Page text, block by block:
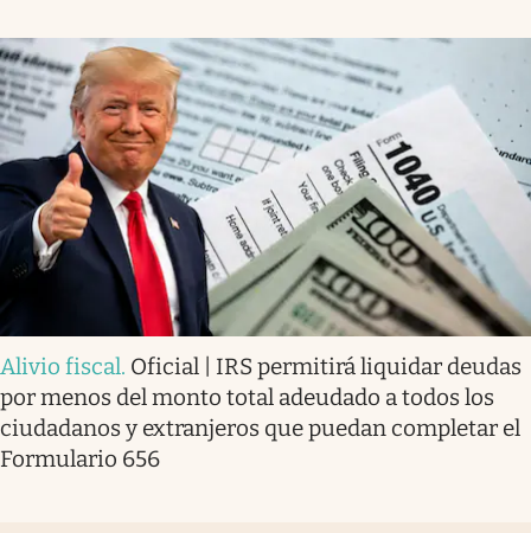
Alivio fiscal. Oficial | IRS permitirá liquidar deudas
por menos del monto total adeudado a todos los
ciudadanos y extranjeros que puedan completar el
Formulario 656